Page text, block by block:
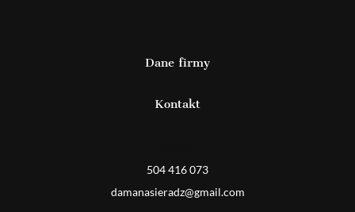
Dane firmy
Kontakt
504 416 073
damanasieradz@gmail.com